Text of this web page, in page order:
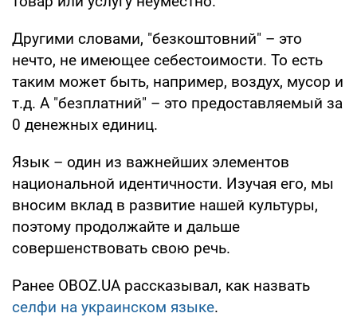
Другими словами, "безкоштовний" – это
нечто, не имеющее себестоимости. То есть
таким может быть, например, воздух, мусор и
т.д. А "безплатний" – это предоставляемый за
0 денежных единиц.
Язык – один из важнейших элементов
национальной идентичности. Изучая его, мы
вносим вклад в развитие нашей культуры,
поэтому продолжайте и дальше
совершенствовать свою речь.
Ранее OBOZ.UA рассказывал, как назвать
селфи на украинском языке.